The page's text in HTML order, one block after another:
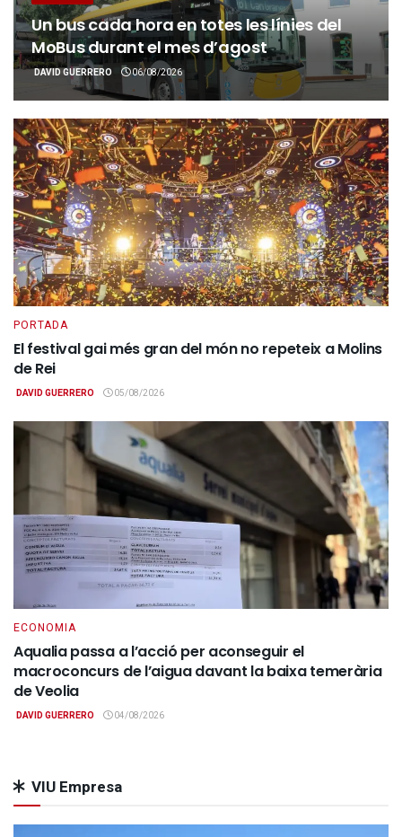
Un bus cada hora en totes les línies del
MoBus durant el mes d’agost
DAVID GUERRERO 06/08/2026
PORTADA
El festival gai més gran del món no repeteix a Molins
de Rei
DAVID GUERRERO 05/08/2026
ECONOMIA
Aqualia passa a l’acció per aconseguir el
macroconcurs de l’aigua davant la baixa temerària
de Veolia
DAVID GUERRERO 04/08/2026
VIU Empresa